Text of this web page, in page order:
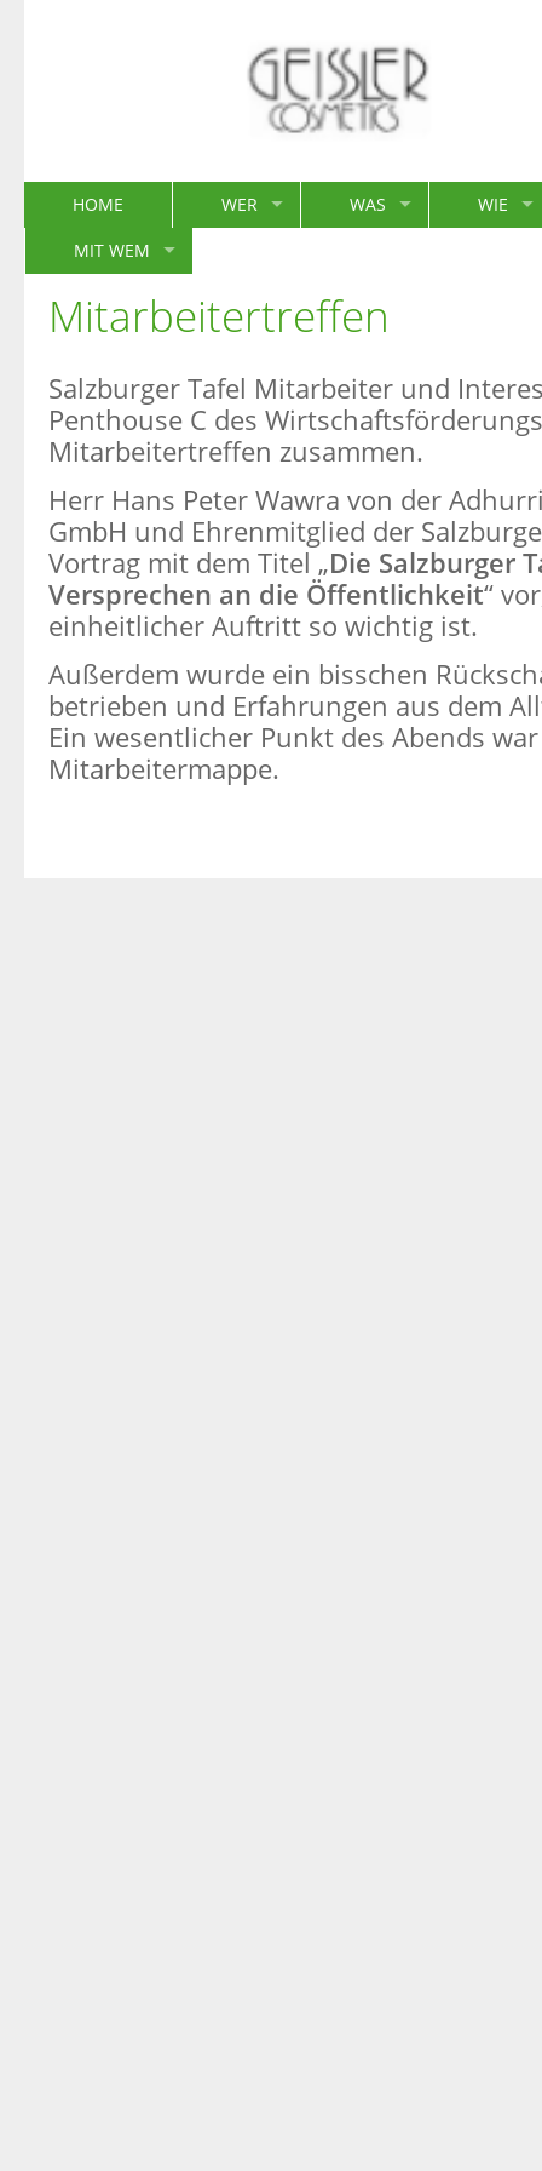
HOME WER WAS
WIE
MIT WEM
Mitarbeitertreffen
Salzburger Tafel Mitarbeiter und
Penthouse C des
Mitarbeitertreffen zusammen.
Herr Hans Peter Wawra von der
GmbH und Ehrenmitglied der
Vortrag mit dem Titel „Die Salzburger
Versprechen an die Öffentlichkeit“
einheitlicher Auftritt so wichtig ist.
Außerdem wurde ein bisschen
betrieben und Erfahrungen aus dem
Ein wesentlicher Punkt des Abends
Mitarbeitermappe.